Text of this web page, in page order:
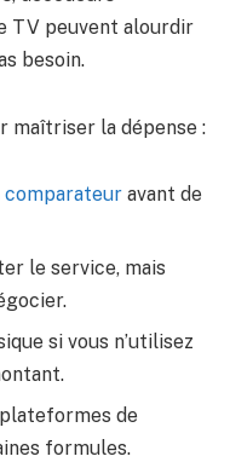
TV peuvent alourdir
besoin.
maîtriser la dépense :
comparateur avant de
le service, mais
si vous n’utilisez
de
formules.